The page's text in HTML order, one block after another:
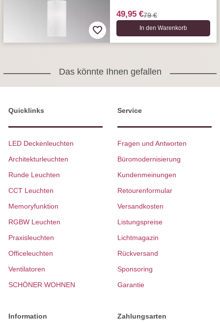
49,95 €79 €
In den Warenkorb
Das könnte Ihnen gefallen
Quicklinks
LED Deckenleuchten
Architekturleuchten
Runde Leuchten
CCT Leuchten
Memoryfunktion
RGBW Leuchten
Praxisleuchten
Officeleuchten
Ventilatoren
SCHÖNER WOHNEN
Service
Fragen und Antworten
Büromodernisierung
Kundenmeinungen
Retourenformular
Versandkosten
Listungspreise
Lichtmagazin
Rückversand
Sponsoring
Garantie
Information Zahlungsarten